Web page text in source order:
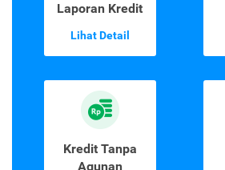
Laporan Kredit
Lihat Detail
Kredit Tanpa
Agunan